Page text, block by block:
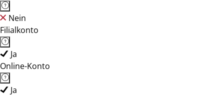
Nein
Filialkonto
Ja
Online-Konto
Ja